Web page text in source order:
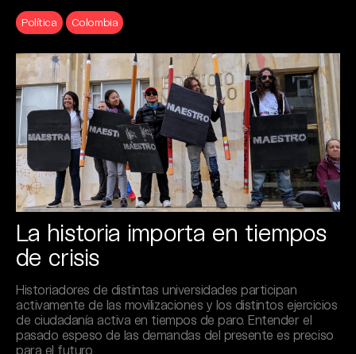
Política Colombia
La historia importa en tiempos
de crisis
Historiadores de distintas universidades participan
activamente de las movilizaciones y los distintos ejercicios
de ciudadanía activa en tiempos de paro. Entender el
pasado espeso de las demandas del presente es preciso
para el futuro.